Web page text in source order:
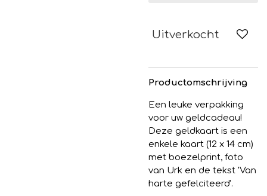
Uitverkocht
Productomschrijving
Een leuke verpakking
voor uw geldcadeau!
Deze geldkaart is een
enkele kaart (12 x 14 cm)
met boezelprint, foto
van Urk en de tekst 'Van
harte gefelciteerd'.